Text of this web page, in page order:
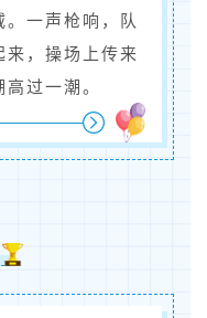
一声枪响，队
来，操场上传来
过一潮。